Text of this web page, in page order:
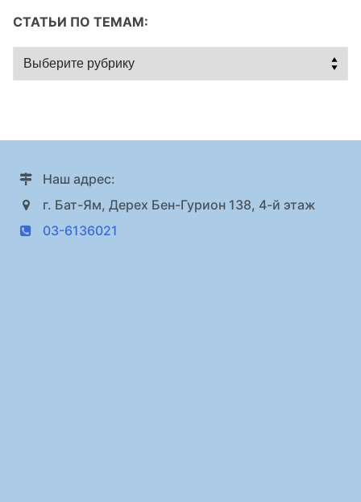
СТАТЬИ ПО ТЕМАМ:
Статьи
по
Наш адрес:
г. Бат-Ям, Дерех Бен-Гурион 138, 4-й этаж
03-6136021